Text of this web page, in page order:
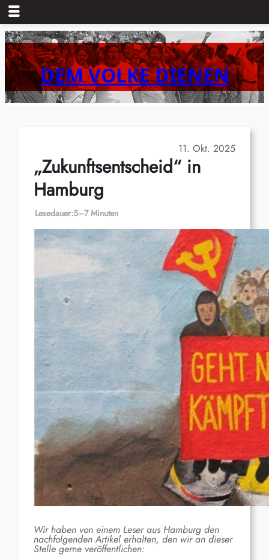
Zum
Inhalt
springenDEM VOLKE DIENEN
11. Okt. 2025
„Zukunftsentscheid“ in
Hamburg
Lesedauer:5–7 Minuten
Wir haben von einem Leser aus Hamburg den
nachfolgenden Artikel erhalten, den wir an dieser
Stelle gerne veröffentlichen: